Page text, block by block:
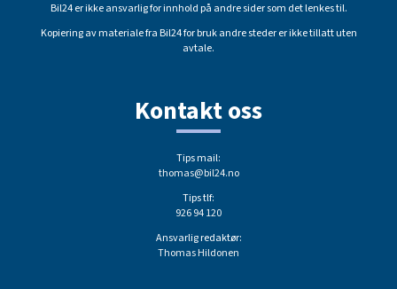
Bil24 er ikke ansvarlig for innhold på andre sider som det lenkes til.
Kopiering av materiale fra Bil24 for bruk andre steder er ikke tillatt uten
avtale.
Kontakt oss
Tips mail:
thomas@bil24.no
Tips tlf:
926 94 120
Ansvarlig redaktør:
Thomas Hildonen